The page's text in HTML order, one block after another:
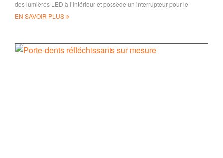
des lumières LED à l’intérieur et possède un interrupteur pour le
contrôle. Sans doute que ce sera le cas
EN SAVOIR PLUS